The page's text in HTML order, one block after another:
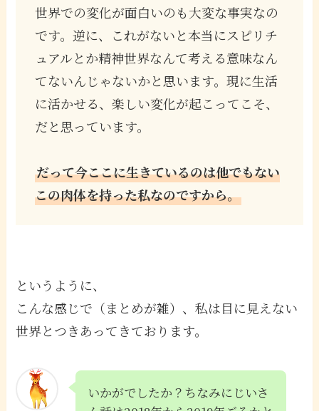
世界での変化が面白いのも大変な事実なの
です。逆に、これがないと本当にスピリチ
ュアルとか精神世界なんて考える意味なん
てないんじゃないかと思います。現に生活
に活かせる、楽しい変化が起こってこそ、
だと思っています。
だって今ここに生きているのは他でもない
この肉体を持った私なのですから。
というように、
こんな感じで（まとめが雑）、私は目に見えない
世界とつきあってきております。
いかがでしたか？ちなみにじいさ